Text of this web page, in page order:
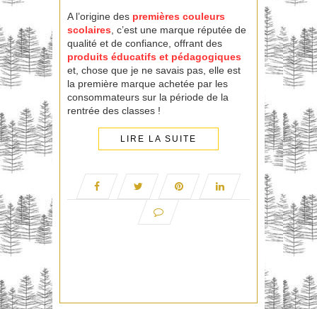
A l’origine des premières couleurs
scolaires , c’est une marque réputée de
qualité et de confiance, offrant des
produits éducatifs et pédagogiques
et, chose que je ne savais pas, elle est
la première marque achetée par les
consommateurs sur la période de la
rentrée des classes !
LIRE LA SUITE